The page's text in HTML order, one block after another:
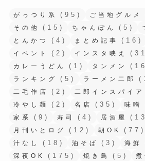
がっつり系 (95) ご当地グルメ
その他 (15) ちゃんぽん (5)
とんかつ (4) まとめ記事 (16)
イベント (2) インスタ映え
カレーうどん (1) タンメン
ランキング (5) ラーメン二郎
二毛作店 (2) 二郎インスパイア
冷やし麺 (2) 名店 (35) 味噌
家系 (9) 寿司 (4) 居酒屋
月刊いとログ (12) 朝OK (77)
汁なし (18) 油そば (3) 海鮮
深夜OK (175) 焼き鳥 (5) 煮